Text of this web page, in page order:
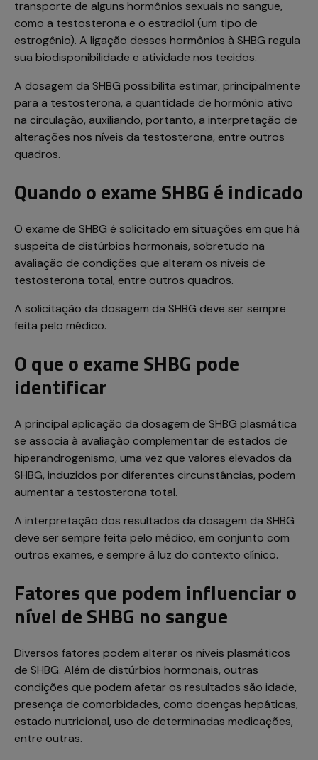
transporte de alguns hormônios sexuais no sangue,
como a testosterona e o estradiol (um tipo de
estrogênio). A ligação desses hormônios à SHBG regula
sua biodisponibilidade e atividade nos tecidos.
A dosagem da SHBG possibilita estimar, principalmente
para a testosterona, a quantidade de hormônio ativo
na circulação, auxiliando, portanto, a interpretação de
alterações nos níveis da testosterona, entre outros
quadros.
Quando o exame SHBG é indicado
O exame de SHBG é solicitado em situações em que há
suspeita de distúrbios hormonais, sobretudo na
avaliação de condições que alteram os níveis de
testosterona total, entre outros quadros.
A solicitação da dosagem da SHBG deve ser sempre
feita pelo médico.
O que o exame SHBG pode
identificar
A principal aplicação da dosagem de SHBG plasmática
se associa à avaliação complementar de estados de
hiperandrogenismo, uma vez que valores elevados da
SHBG, induzidos por diferentes circunstâncias, podem
aumentar a testosterona total.
A interpretação dos resultados da dosagem da SHBG
deve ser sempre feita pelo médico, em conjunto com
outros exames, e sempre à luz do contexto clínico.
Fatores que podem influenciar o
nível de SHBG no sangue
Diversos fatores podem alterar os níveis plasmáticos
de SHBG. Além de distúrbios hormonais, outras
condições que podem afetar os resultados são idade,
presença de comorbidades, como doenças hepáticas,
estado nutricional, uso de determinadas medicações,
entre outras.